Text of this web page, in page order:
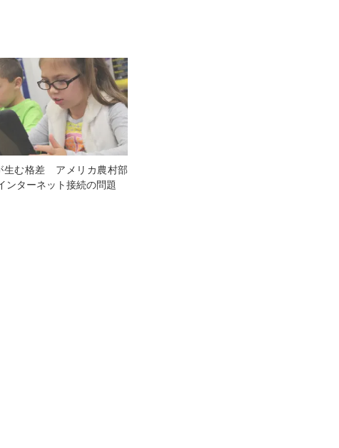
生む格差 アメリカ農村部
ンターネット接続の問題